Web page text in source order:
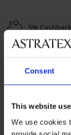
Consent
This website
We use cookies
5% Cashback
Kostenloser
An Werktagen
0341 9467